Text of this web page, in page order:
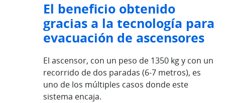
El beneficio obtenido
gracias a la tecnología para
evacuación de ascensores
El ascensor, con un peso de 1350 kg y con un
recorrido de dos paradas (6-7 metros), es
uno de los múltiples casos donde este
sistema encaja.